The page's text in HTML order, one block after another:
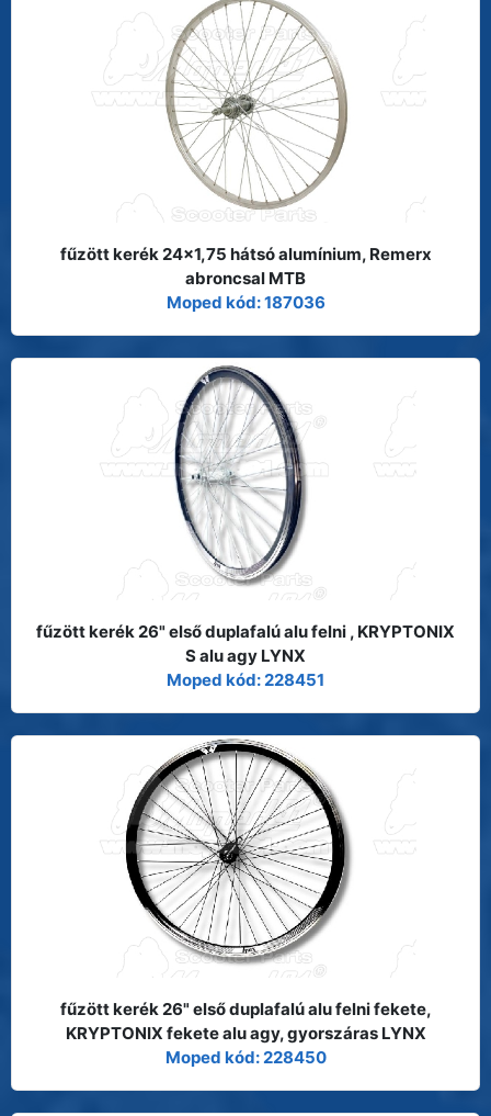
fűzött kerék 24x1,75 hátsó alumínium, Remerx
abroncsal MTB
Moped kód: 187036
fűzött kerék 26" első duplafalú alu felni , KRYPTONIX
S alu agy LYNX
Moped kód: 228451
fűzött kerék 26" első duplafalú alu felni fekete,
KRYPTONIX fekete alu agy, gyorszáras LYNX
Moped kód: 228450